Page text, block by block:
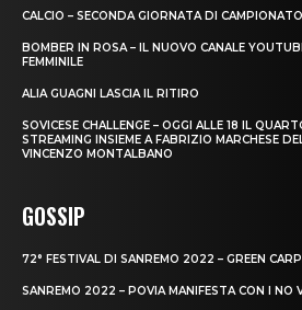
CALCIO – SECONDA GIORNATA DI
BOMBER IN ROSA – IL NUOVO CANALE
FEMMINILE
ALIA GUAGNI LASCIA IL RITIRO
SOVICESE CHALLENGE – OGGI ALLE 18 IL
STREAMING INSIEME A FABRIZIO MARCHESE
VINCENZO MONTALBANO
GOSSIP
72° FESTIVAL DI SANREMO 2022 – GREEN
SANREMO 2022 – POVIA MANIFESTA CON I NO